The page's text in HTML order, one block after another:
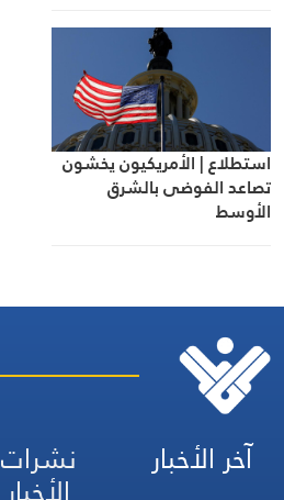
استطلاع | الأمريكيون يخشون
تصاعد الفوضى بالشرق
الأوسط
آخر الأخبار نشرات